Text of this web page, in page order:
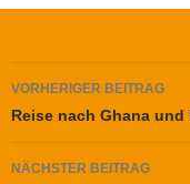
VORHERIGER BEITRAG
Reise nach Ghana und
NÄCHSTER BEITRAG